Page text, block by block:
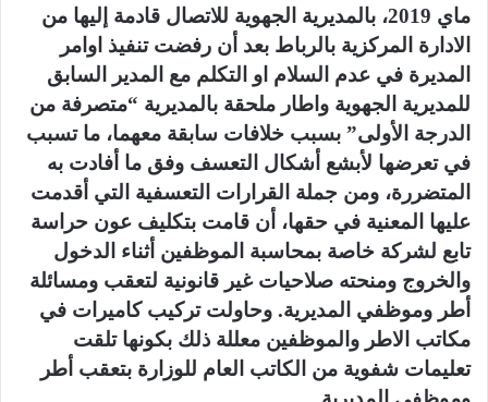
ماي 2019، بالمديرية الجهوية للاتصال قادمة إليها من
الادارة المركزية بالرباط بعد أن رفضت تنفيذ اوامر
المديرة في عدم السلام او التكلم مع المدير السابق
للمديرية الجهوية واطار ملحقة بالمديرية “متصرفة من
الدرجة الأولى” بسبب خلافات سابقة معهما، ما تسبب
في تعرضها لأبشع أشكال التعسف وفق ما أفادت به
المتضررة، ومن جملة القرارات التعسفية التي أقدمت
عليها المعنية في حقها، أن قامت بتكليف عون حراسة
تابع لشركة خاصة بمحاسبة الموظفين أثناء الدخول
والخروج ومنحته صلاحيات غير قانونية لتعقب ومسائلة
أطر وموظفي المديرية. وحاولت تركيب كاميرات في
مكاتب الاطر والموظفين معللة ذلك بكونها تلقت
تعليمات شفوية من الكاتب العام للوزارة بتعقب أطر